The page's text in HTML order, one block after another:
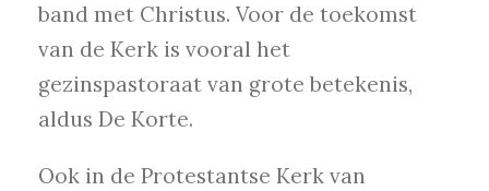
band met Christus. Voor de toekomst
van de Kerk is vooral het
gezinspastoraat van grote betekenis,
aldus De Korte.
Ook in de Protestantse Kerk van